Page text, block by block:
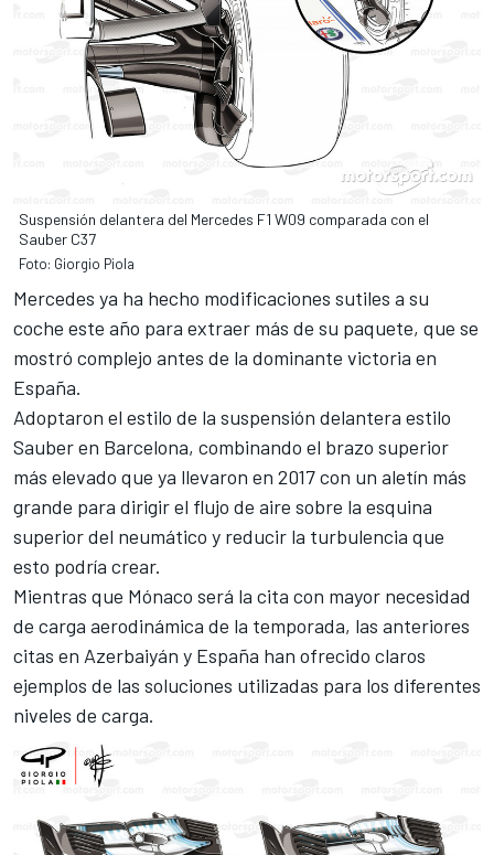
Suspensión delantera del Mercedes F1 W09 comparada con el
Sauber C37
Foto: Giorgio Piola
Mercedes ya ha hecho modificaciones sutiles a su
coche este año para extraer más de su paquete, que se
mostró complejo antes de la dominante victoria en
España.
Adoptaron el estilo de la suspensión delantera estilo
Sauberen Barcelona, combinando el brazo superior
más elevado que ya llevaron en 2017 con un aletín más
grande para dirigir el flujo de aire sobre la esquina
superior del neumático y reducir la turbulencia que
esto podría crear.
Mientras que Mónaco será la cita con mayor necesidad
de carga aerodinámica de la temporada, las anteriores
citas en Azerbaiyán y España han ofrecido claros
ejemplos de las soluciones utilizadas para los diferentes
niveles de carga.